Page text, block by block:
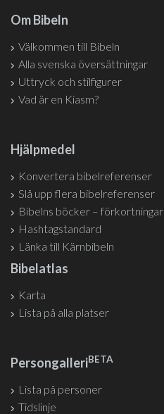
Om Bibeln
Välkommen till Bibeln
Alla svenska översättningar
Uttryck och stilfigurer
Vad är en Kiasm?
Hjälpmedel
Konvertera bibelreferenser
Slå upp flera bibelreferenser
Bibelns böcker – förkortningar
Hashtagstandard
Länka till Kärnbibeln
Bibelatlas
Karta
Lista på alla platser
PersongalleriBETA
Lista på personer
Tidslinje